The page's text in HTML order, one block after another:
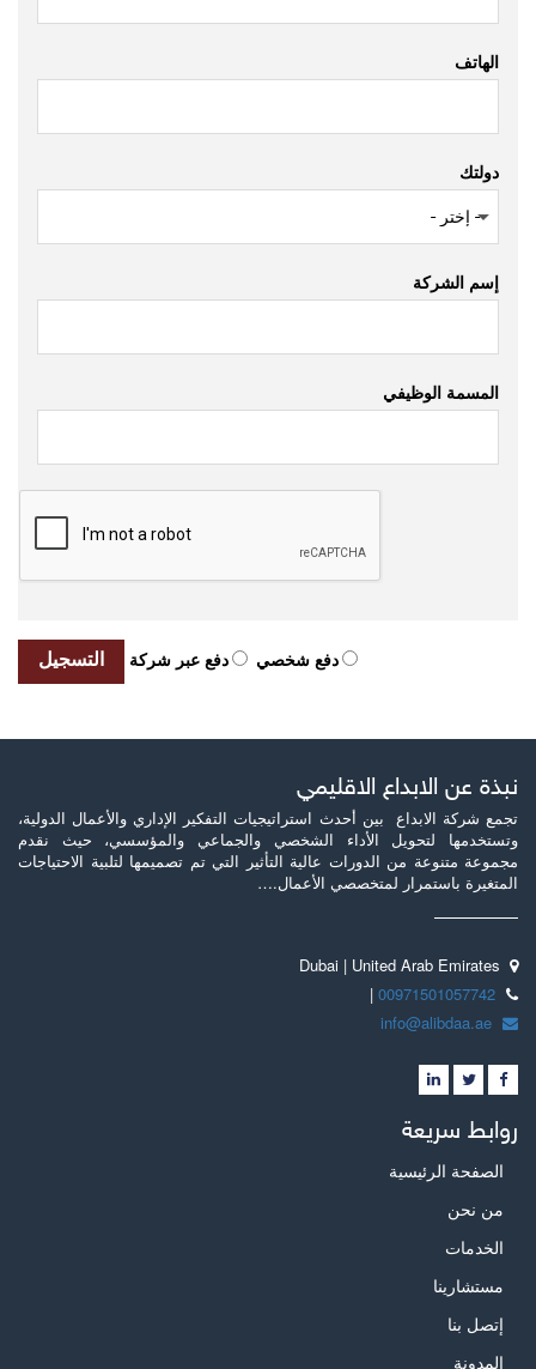
الهاتف
دولتك
إسم الشركة
المسمة الوظيفي
دفع شخصي دفع عبر شركة
نبذة عن الابداع الاقليمي
تجمع شركة الابداع بين أحدث استراتيجيات التفكير الإداري والأعمال الدولية،
وتستخدمها لتحويل الأداء الشخصي والجماعي والمؤسسي، حيث نقدم
مجموعة متنوعة من الدورات عالية التأثير التي تم تصميمها لتلبية الاحتياجات
المتغيرة باستمرار لمتخصصي الأعمال.…
Dubai | United Arab Emirates
|
روابط سريعة
الصفحة الرئيسية
من نحن
الخدمات
مستشارينا
إتصل بنا
المدونة